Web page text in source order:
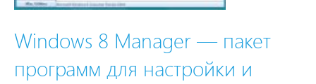
Windows 8 Manager — пакет
программ для настройки и